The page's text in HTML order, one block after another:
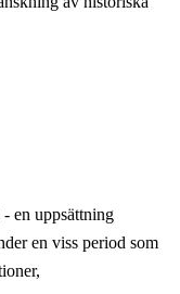
- en uppsättning
en viss period som